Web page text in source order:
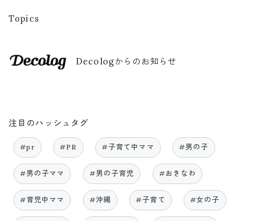
Topics
Decologからのお知らせ
注目のハッシュタグ
#pr #PR #子育て中ママ #男の子
#男の子ママ #男の子育児 #おきなわ
#育児中ママ #沖縄 #子育て #女の子